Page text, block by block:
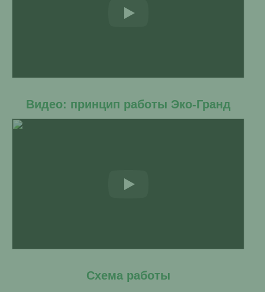
Видео: принцип работы Эко-Гранд
Схема работы